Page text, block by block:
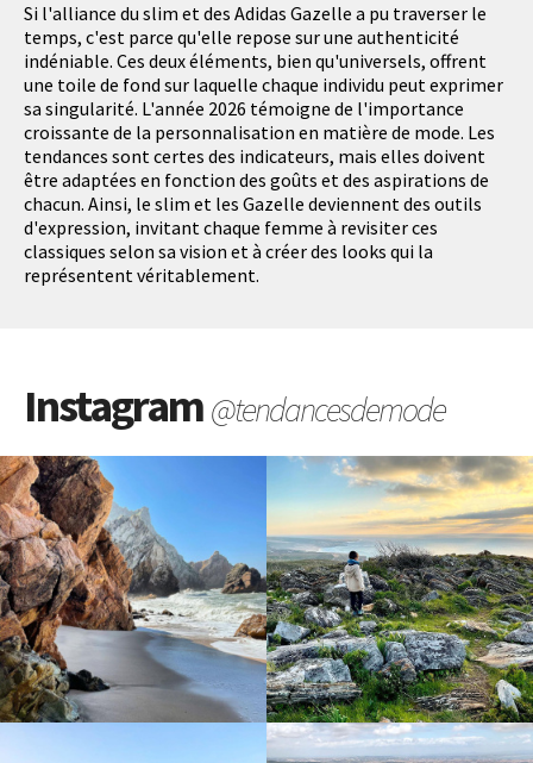
Si l'alliance du slim et des Adidas Gazelle a pu traverser le
temps, c'est parce qu'elle repose sur une authenticité
indéniable. Ces deux éléments, bien qu'universels, offrent
une toile de fond sur laquelle chaque individu peut exprimer
sa singularité. L'année 2026 témoigne de l'importance
croissante de la personnalisation en matière de mode. Les
tendances sont certes des indicateurs, mais elles doivent
être adaptées en fonction des goûts et des aspirations de
chacun. Ainsi, le slim et les Gazelle deviennent des outils
d'expression, invitant chaque femme à revisiter ces
classiques selon sa vision et à créer des looks qui la
représentent véritablement.
Instagram@tendancesdemode